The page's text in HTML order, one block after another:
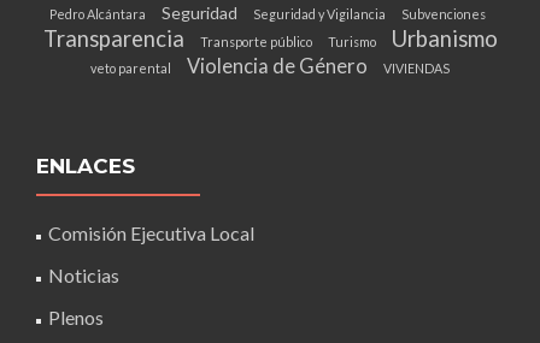
Pedro Alcántara
Seguridad Seguridad y Vigilancia Subvenciones
Transparencia Transporte público Turismo Urbanismo
veto parental Violencia de Género VIVIENDAS
ENLACES
Comisión Ejecutiva Local
Noticias
Plenos